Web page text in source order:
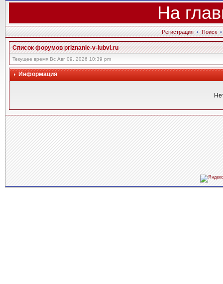
На
Регистрация • Поиск •
Список форумов priznanie-v-lubvi.ru
Текущее время Вс Авг 09, 2026 10:39 pm
Информация